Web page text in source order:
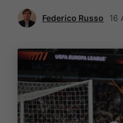
Federico Russo 16